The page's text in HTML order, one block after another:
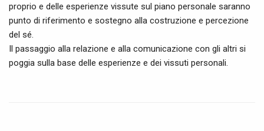
proprio e delle esperienze vissute sul piano personale saranno
punto di riferimento e sostegno alla costruzione e percezione
del sé.
Il passaggio alla relazione e alla comunicazione con gli altri si
poggia sulla base delle esperienze e dei vissuti personali.